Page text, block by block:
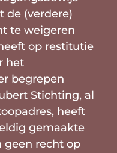
de (verdere)
te weigeren
op restitutie
het
begrepen
Stichting, al
heeft
gemaakte
geen recht op